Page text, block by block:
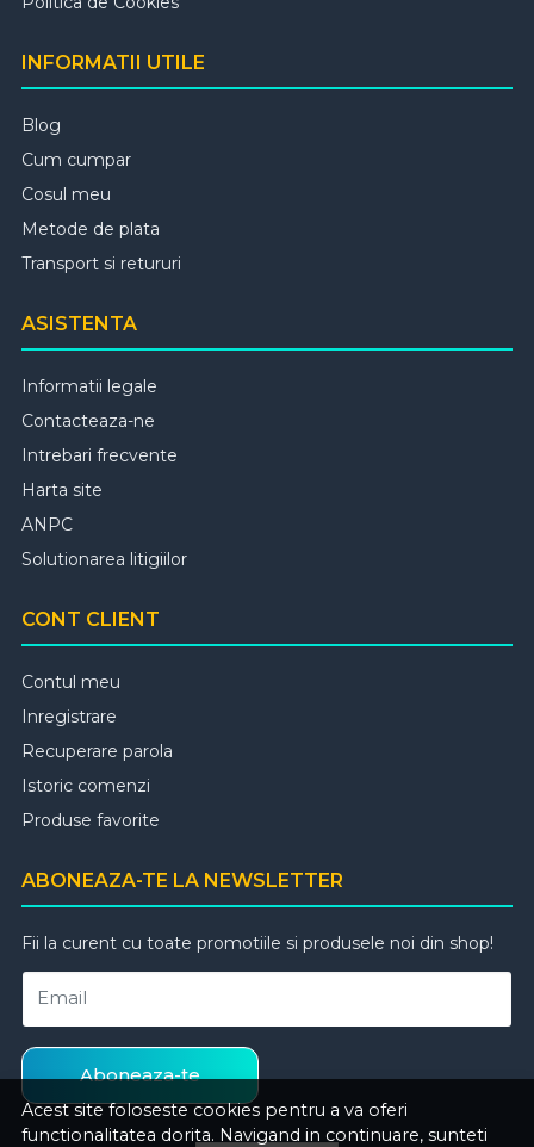
Acest site foloseste cookies pentru a va oferi
functionalitatea dorita. Navigand in continuare, sunteti
INFORMATII UTILE
Blog
Cum cumpar
Cosul meu
Metode de plata
Transport si retururi
ASISTENTA
Informatii legale
Contacteaza-ne
Intrebari frecvente
Harta site
ANPC
Solutionarea litigiilor
CONT CLIENT
Contul meu
Inregistrare
Recuperare parola
Istoric comenzi
Produse favorite
ABONEAZA-TE LA NEWSLETTER
Fii la curent cu toate promotiile si produsele noi din shop!
Email
Aboneaza-te